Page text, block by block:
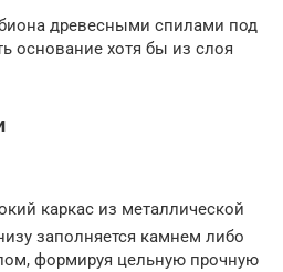
древесными спилами под
основание хотя бы из слоя
каркас из металлической
заполняется камнем либо
формируя цельную прочную